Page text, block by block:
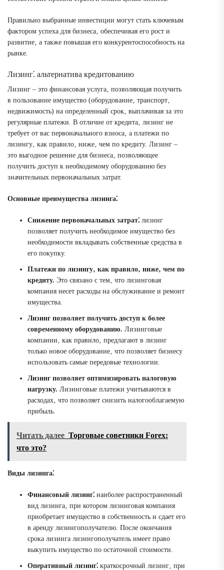
Правильно выбранные инвестиции могут стать ключевым
фактором успеха для бизнеса‚ обеспечивая его рост и
развитие‚ а также повышая его конкурентоспособность на
рынке.
Лизинг⁚ альтернатива кредитованию
Лизинг – это финансовая услуга‚ позволяющая получить
в пользование имущество (оборудование‚ транспорт‚
недвижимость) на определенный срок‚ выплачивая за это
регулярные платежи. В отличие от кредита‚ лизинг не
требует от вас первоначального взноса‚ а платежи по
лизингу‚ как правило‚ ниже‚ чем по кредиту. Лизинг –
это выгодное решение для бизнеса‚ позволяющее
получить доступ к необходимому оборудованию без
значительных первоначальных затрат.
Основные преимущества лизинга⁚
Снижение первоначальных затрат⁚ лизинг
позволяет получить необходимое имущество без
необходимости вкладывать собственные средства в
его покупку.
Платежи по лизингу‚ как правило‚ ниже‚ чем по
кредиту. Это связано с тем‚ что лизинговая
компания несет расходы на обслуживание и ремонт
имущества.
Лизинг позволяет получить доступ к более
современному оборудованию. Лизинговые
компании‚ как правило‚ предлагают в лизинг
только новое оборудование‚ что позволяет бизнесу
использовать самые передовые технологии.
Лизинг позволяет оптимизировать налоговую
нагрузку. Лизинговые платежи учитываются в
расходах‚ что позволяет снизить налогооблагаемую
прибыль.
Читать далее Торговые советники Forex:
что это?
Виды лизинга⁚
Финансовый лизинг⁚ наиболее распространенный
вид лизинга‚ при котором лизинговая компания
приобретает имущество в собственность и сдает его
в аренду лизингополучателю. После окончания
срока лизинга лизингополучатель имеет право
выкупить имущество по остаточной стоимости.
Оперативный лизинг⁚ краткосрочный лизинг‚ при